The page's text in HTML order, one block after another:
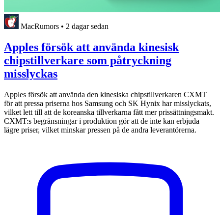
MacRumors • 2 dagar sedan
Apples försök att använda kinesisk
chipstillverkare som påtryckning
misslyckas
Apples försök att använda den kinesiska chipstillverkaren CXMT
för att pressa priserna hos Samsung och SK Hynix har misslyckats,
vilket lett till att de koreanska tillverkarna fått mer prissättningsmakt.
CXMT:s begränsningar i produktion gör att de inte kan erbjuda
lägre priser, vilket minskar pressen på de andra leverantörerna.